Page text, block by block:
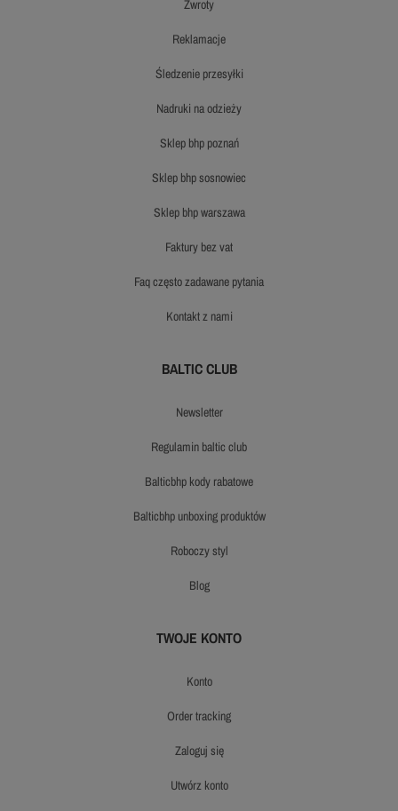
zwroty
reklamacje
śledzenie przesyłki
nadruki na odzieży
sklep bhp poznań
sklep bhp sosnowiec
sklep bhp warszawa
faktury bez vat
faq często zadawane pytania
kontakt z nami
BALTIC CLUB
newsletter
regulamin baltic club
balticbhp kody rabatowe
balticbhp unboxing produktów
roboczy styl
blog
TWOJE KONTO
konto
order tracking
zaloguj się
utwórz konto